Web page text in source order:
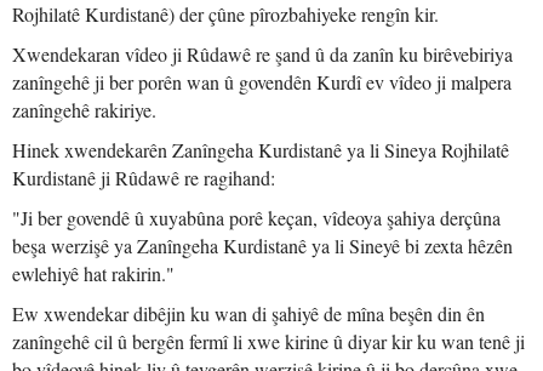
Rojhilatê Kurdistanê) der çûne pîrozbahiyeke rengîn kir.
Xwendekaran vîdeo ji Rûdawê re şand û da zanîn ku birêvebiriya
zanîngehê ji ber porên wan û govendên Kurdî ev vîdeo ji malpera
zanîngehê rakiriye.
Hinek xwendekarên Zanîngeha Kurdistanê ya li Sineya Rojhilatê
Kurdistanê ji Rûdawê re ragihand:
"Ji ber govendê û xuyabûna porê keçan, vîdeoya şahiya derçûna
beşa werzişê ya Zanîngeha Kurdistanê ya li Sineyê bi zexta hêzên
ewlehiyê hat rakirin."
Ew xwendekar dibêjin ku wan di şahiyê de mîna beşên din ên
zanîngehê cil û bergên fermî li xwe kirine û diyar kir ku wan tenê ji